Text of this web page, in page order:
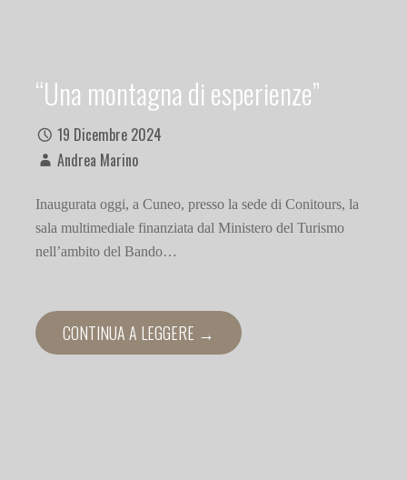
“Una montagna di esperienze”
19 Dicembre 2024
Andrea Marino
Inaugurata oggi, a Cuneo, presso la sede di Conitours, la
sala multimediale finanziata dal Ministero del Turismo
nell’ambito del Bando…
CONTINUA A LEGGERE →